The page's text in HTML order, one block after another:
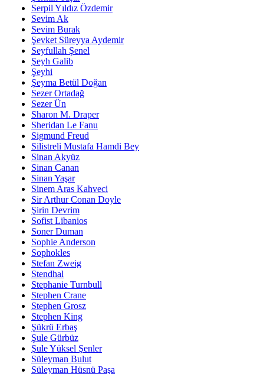
Serpil Yıldız Özdemir
Sevim Ak
Sevim Burak
Şevket Süreyya Aydemir
Seyfullah Şenel
Şeyh Galib
Şeyhi
Şeyma Betül Doğan
Sezer Ortadağ
Sezer Ün
Sharon M. Draper
Sheridan Le Fanu
Sigmund Freud
Silistreli Mustafa Hamdi Bey
Sinan Akyüz
Sinan Canan
Sinan Yaşar
Sinem Aras Kahveci
Sir Arthur Conan Doyle
Şirin Devrim
Sofist Libanios
Soner Duman
Sophie Anderson
Sophokles
Stefan Zweig
Stendhal
Stephanie Turnbull
Stephen Crane
Stephen Grosz
Stephen King
Şükrü Erbaş
Şule Gürbüz
Şule Yüksel Şenler
Süleyman Bulut
Süleyman Hüsnü Paşa